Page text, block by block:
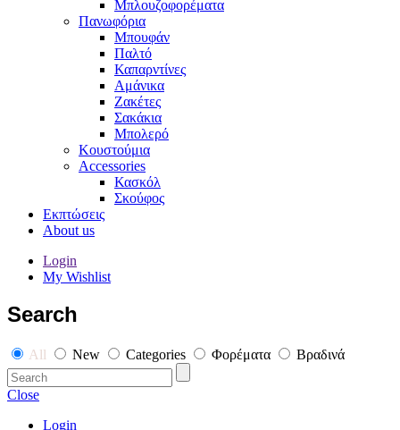
Μπλουζοφορέματα
Πανωφόρια
Μπουφάν
Παλτό
Καπαρντίνες
Αμάνικα
Ζακέτες
Σακάκια
Μπολερό
Κουστούμια
Accessories
Κασκόλ
Σκούφος
Εκπτώσεις
About us
Login
My Wishlist
Search
All New Categories Φορέματα Βραδινά
Close
Login